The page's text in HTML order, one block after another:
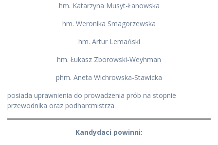
hm. Katarzyna Musyt-Łanowska
hm. Weronika Smagorzewska
hm. Artur Lemański
hm. Łukasz Zborowski-Weyhman
phm. Aneta Wichrowska-Stawicka
posiada uprawnienia do prowadzenia prób na stopnie
przewodnika oraz podharcmistrza.
Kandydaci powinni: